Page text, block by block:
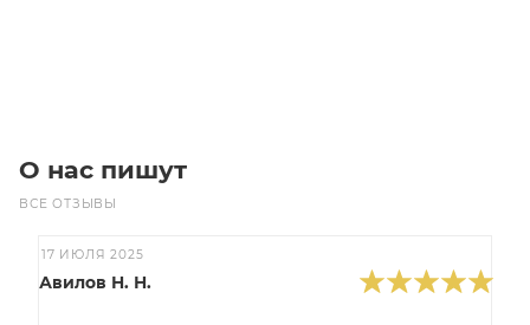
О нас пишут
ВСЕ ОТЗЫВЫ
17 ИЮЛЯ 2025
Авилов Н. Н.